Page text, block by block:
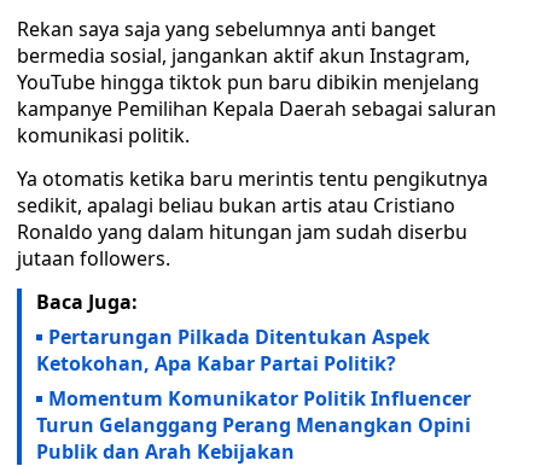
Rekan saya saja yang sebelumnya anti banget
bermedia sosial, jangankan aktif akun Instagram,
YouTube hingga tiktok pun baru dibikin menjelang
kampanye Pemilihan Kepala Daerah sebagai saluran
komunikasi politik.
Ya otomatis ketika baru merintis tentu pengikutnya
sedikit, apalagi beliau bukan artis atau Cristiano
Ronaldo yang dalam hitungan jam sudah diserbu
jutaan followers.
Baca Juga:
Pertarungan Pilkada Ditentukan Aspek
Ketokohan, Apa Kabar Partai Politik?
Momentum Komunikator Politik Influencer
Turun Gelanggang Perang Menangkan Opini
Publik dan Arah Kebijakan